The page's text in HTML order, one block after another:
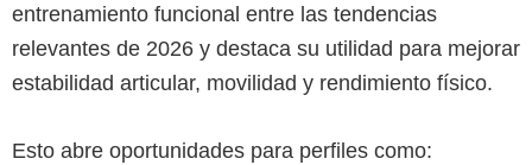
entrenamiento funcional entre las tendencias
relevantes de 2026 y destaca su utilidad para mejorar
estabilidad articular, movilidad y rendimiento físico.
Esto abre oportunidades para perfiles como: